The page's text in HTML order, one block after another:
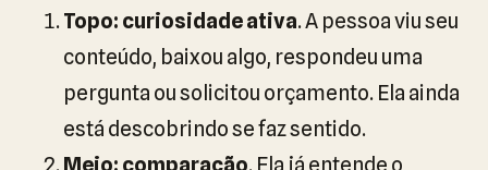
Topo: curiosidade ativa. A pessoa viu seu
conteúdo, baixou algo, respondeu uma
pergunta ou solicitou orçamento. Ela ainda
está descobrindo se faz sentido.
Meio: comparação. Ela já entende o